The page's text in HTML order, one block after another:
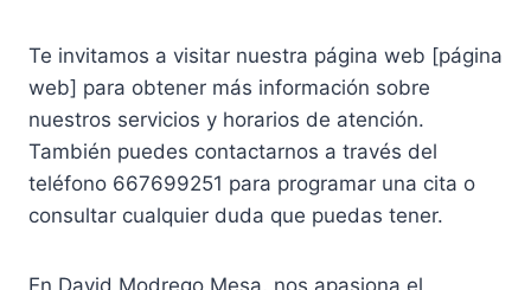
Te invitamos a visitar nuestra página web [página
web] para obtener más información sobre
nuestros servicios y horarios de atención.
También puedes contactarnos a través del
teléfono 667699251 para programar una cita o
consultar cualquier duda que puedas tener.